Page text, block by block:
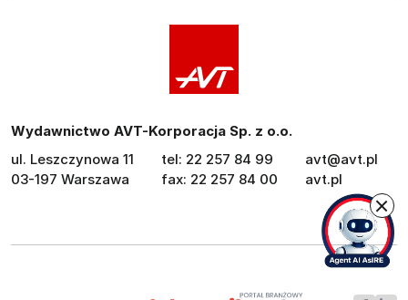
Wydawnictwo AVT-Korporacja Sp. z o.o.
ul. Leszczynowa 11
03-197 Warszawa
tel: 22 257 84 99
fax: 22 257 84 00
avt@avt.pl
avt.pl